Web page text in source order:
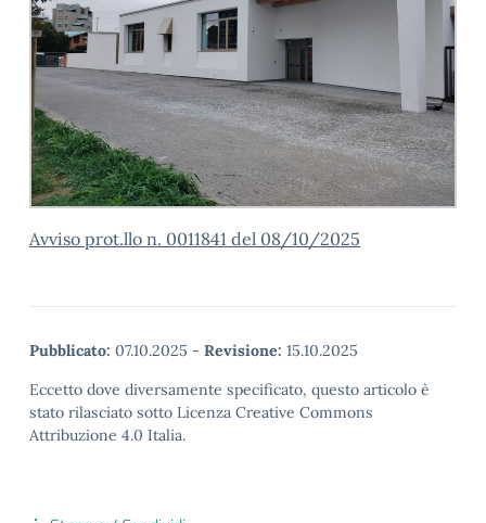
Avviso prot.llo n. 0011841 del 08/10/2025
Pubblicato: 07.10.2025 - Revisione: 15.10.2025
Eccetto dove diversamente specificato, questo articolo è
stato rilasciato sotto Licenza Creative Commons
Attribuzione 4.0 Italia.